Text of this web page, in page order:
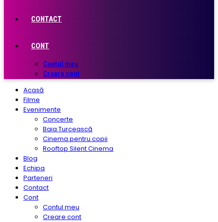
CONTACT
CONT
Contul meu
Creare cont
Acasă
Filme
Evenimente
Concerte
Baia Turcească
Cinema pentru copii
Rooftop Silent Cinema
Blog
Echipa
Parteneri
Contact
Cont
Contul meu
Creare cont